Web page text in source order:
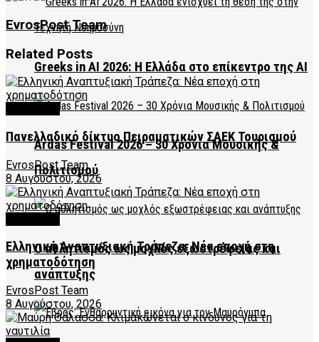
Greeks in AI 2026: Η Ελλάδα στο επίκεντρο της AI
Ardas Festival 2026 – 30 Χρόνια Μουσικής &
Πολιτισμού
Ο αθλητισμός ως μοχλός εξωστρέφειας και
ανάπτυξης
EvrosPost Team
Related Posts
Πανελλαδικό δίκτυο Πειραματικών ΣΑΕΚ Τουρισμού
EvrosPost Team
8 Αυγούστου, 2026
Ελληνική Αναπτυξιακή Τράπεζα: Νέα εποχή στη
χρηματοδότηση
EvrosPost Team
8 Αυγούστου, 2026